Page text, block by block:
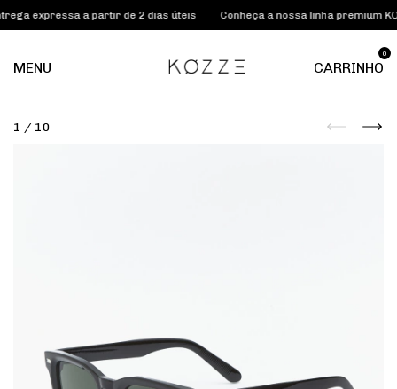
a partir de 2 dias úteis Conheça a nossa linha premium KOZZE
MENU CARRINHO
0
1 / 10